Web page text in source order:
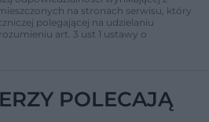
na stronach serwisu, który
polegającej na udzielaniu
art. 3 ust 1 ustawy o
POLECAJĄ